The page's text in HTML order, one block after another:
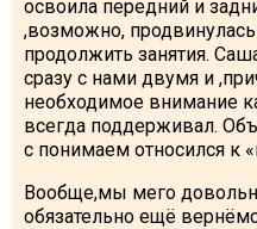
освоила передний и
,возможно,
продолжить занятия.
сразу с нами двумя и
необходимое внимание
всегда поддерживал.
с понимаем относился к
Вообще,мы мего
обязательно ещё